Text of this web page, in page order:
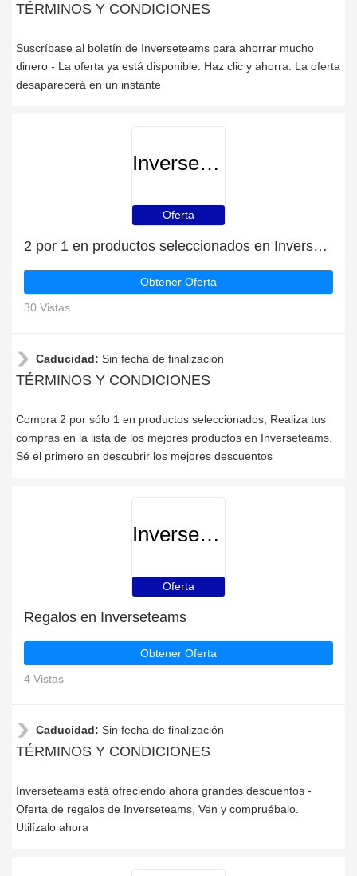
TÉRMINOS Y CONDICIONES
Suscríbase al boletín de Inverseteams para ahorrar mucho
dinero - La oferta ya está disponible. Haz clic y ahorra. La oferta
desaparecerá en un instante
Inverseteams
Oferta
2 por 1 en productos seleccionados en Inverseteams
Obtener Oferta
30 Vistas
Caducidad: Sin fecha de finalización
TÉRMINOS Y CONDICIONES
Compra 2 por sólo 1 en productos seleccionados, Realiza tus
compras en la lista de los mejores productos en Inverseteams.
Sé el primero en descubrir los mejores descuentos
Inverseteams
Oferta
Regalos en Inverseteams
Obtener Oferta
4 Vistas
Caducidad: Sin fecha de finalización
TÉRMINOS Y CONDICIONES
Inverseteams está ofreciendo ahora grandes descuentos -
Oferta de regalos de Inverseteams, Ven y compruébalo.
Utilízalo ahora